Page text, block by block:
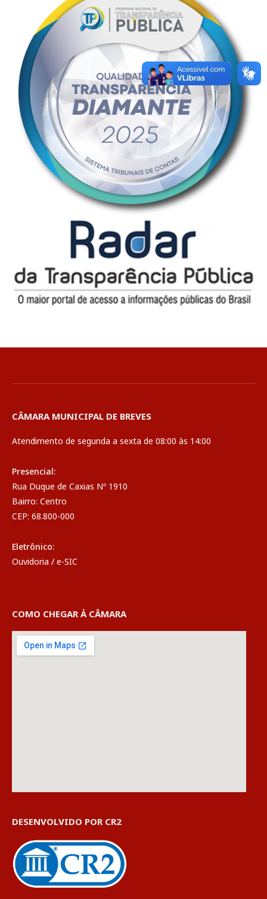
CÂMARA MUNICIPAL DE BREVES
Atendimento de segunda a sexta de 08:00 às 14:00
Presencial:
Rua Duque de Caxias Nº 1910
Bairro: Centro
CEP: 68.800-000
Eletrônico:
Ouvidoria / e-SIC
COMO CHEGAR À CÂMARA
DESENVOLVIDO POR CR2